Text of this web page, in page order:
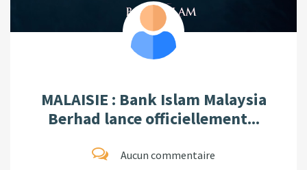
MALAISIE : Bank Islam Malaysia
Berhad lance officiellement...
Aucun commentaire